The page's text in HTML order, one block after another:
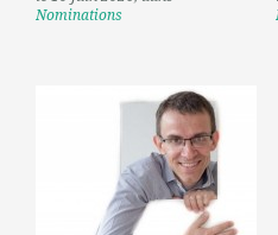
Nominations